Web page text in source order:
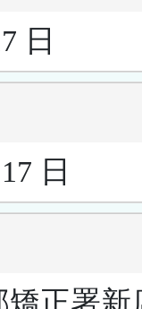
日
日